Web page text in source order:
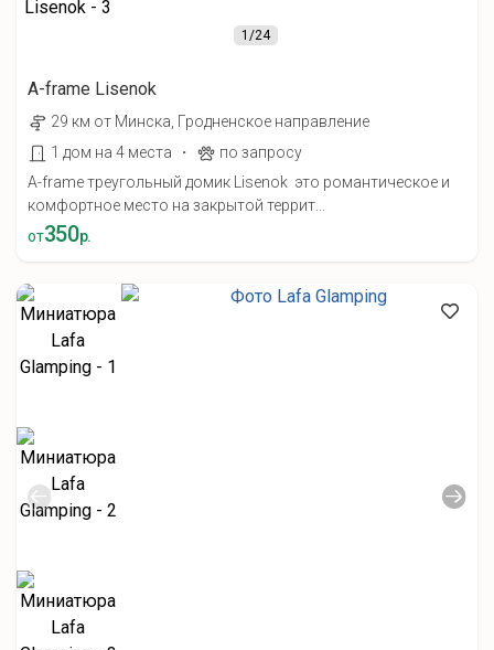
1/24
A-frame Lisenok
29 км от Минска, Гродненское направление
1 дом на 4 места
·
по запросу
A-frame треугольный домик Lisenok это романтическое и
комфортное место на закрытой террит...
от350р.